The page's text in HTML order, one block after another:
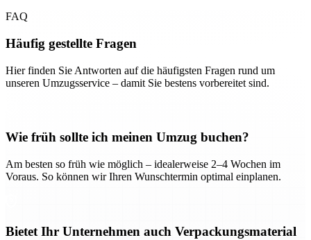
FAQ
Häufig gestellte Fragen
Hier finden Sie Antworten auf die häufigsten Fragen rund um
unseren Umzugsservice – damit Sie bestens vorbereitet sind.
Wie früh sollte ich meinen Umzug buchen?
Am besten so früh wie möglich – idealerweise 2–4 Wochen im
Voraus. So können wir Ihren Wunschtermin optimal einplanen.
Bietet Ihr Unternehmen auch Verpackungsmaterial